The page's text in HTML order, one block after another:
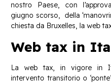
Inizia a digitare per visualizzare
nostro Paese, con
giugno scorso, della
chiesta da Bruxelles, la web
Web tax in
La web tax, in vigore in
intervento transitorio o